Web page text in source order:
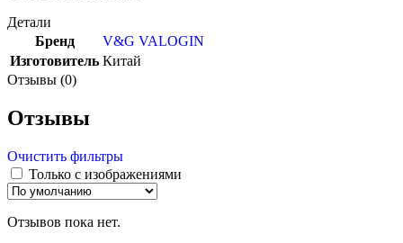
Детали
Бренд
V&G VALOGIN
Изготовитель Китай
Отзывы (0)
Отзывы
Очистить фильтры
Только с изображениями
Отзывов пока нет.